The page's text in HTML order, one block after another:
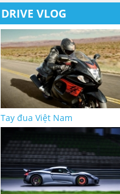
DRIVE VLOG
Tay đua Việt Nam